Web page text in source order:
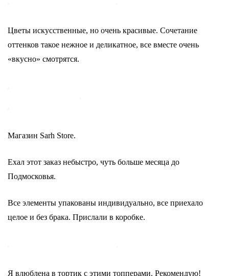
Цветы искусственные, но очень красивые. Сочетание
оттенков такое нежное и деликатное, все вместе очень
«вкусно» смотрятся.
Магазин Sarh Store.
Ехал этот заказ небыстро, чуть больше месяца до
Подмосковья.
Все элементы упакованы индивидуально, все приехало
целое и без брака. Прислали в коробке.
Я влюблена в тортик с этими топперами. Рекомендую!